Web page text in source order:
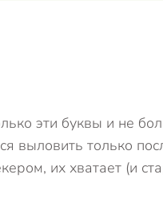
эти буквы и не
выловить только
их хватает (и